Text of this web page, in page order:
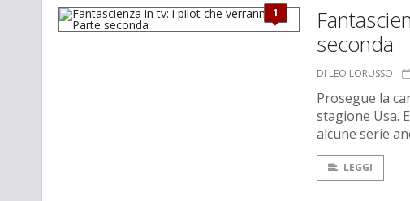
1
seconda
DI LEO LORUSSO
Prosegue la
stagione Usa.
alcune serie
LEGGI